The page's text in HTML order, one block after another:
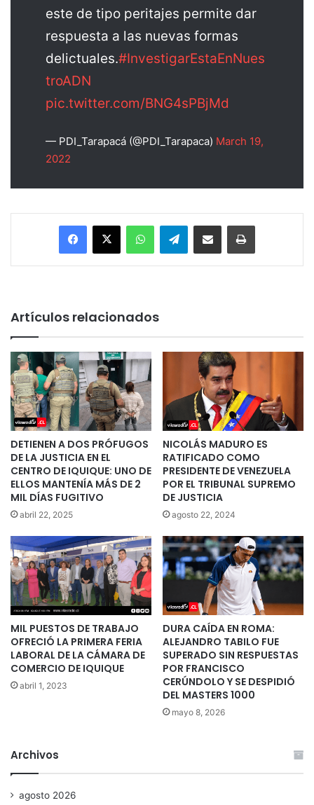
este de tipo peritajes permite dar
respuesta a las nuevas formas
delictuales.#InvestigarEstaEnNues
troADN
pic.twitter.com/BNG4sPBjMd
— PDI_Tarapacá (@PDI_Tarapaca) March 19,
2022
Facebook
X WhatsAppTelegramEnviar vía email Imprimir
Artículos relacionados
DETIENEN A DOS PRÓFUGOS
DE LA JUSTICIA EN EL
CENTRO DE IQUIQUE: UNO DE
ELLOS MANTENÍA MÁS DE 2
MIL DÍAS FUGITIVO
abril 22, 2025
NICOLÁS MADURO ES
RATIFICADO COMO
PRESIDENTE DE VENEZUELA
POR EL TRIBUNAL SUPREMO
DE JUSTICIA
agosto 22, 2024
MIL PUESTOS DE TRABAJO
OFRECIÓ LA PRIMERA FERIA
LABORAL DE LA CÁMARA DE
COMERCIO DE IQUIQUE
abril 1, 2023
DURA CAÍDA EN ROMA:
ALEJANDRO TABILO FUE
SUPERADO SIN RESPUESTAS
POR FRANCISCO
CERÚNDOLO Y SE DESPIDIÓ
DEL MASTERS 1000
mayo 8, 2026
Archivos
agosto 2026